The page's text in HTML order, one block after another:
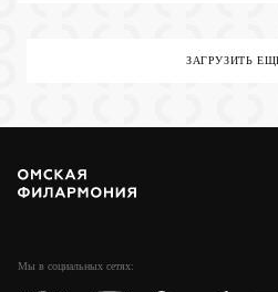
ЗАГРУЗИТЬ
Мы в социальных сетях: